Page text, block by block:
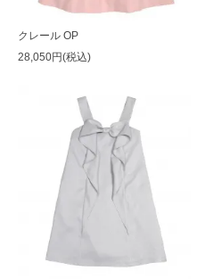
クレール OP
28,050円(税込)